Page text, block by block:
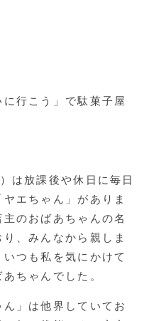
行こう」で駄菓子屋
は放課後や休日に毎日
エちゃん」がありま
のおばあちゃんの名
、みんなから親しま
つも私を気にかけて
ちゃんでした。
」は他界していてお